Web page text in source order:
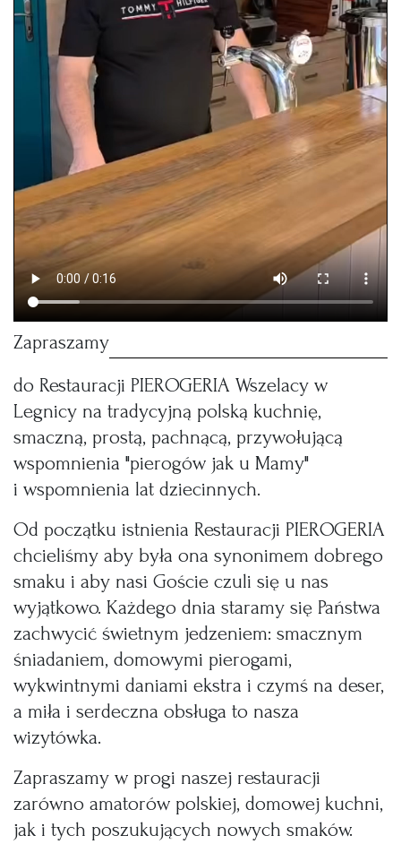
Zapraszamy
do Restauracji PIEROGERIA Wszelacy w
Legnicy na tradycyjną polską kuchnię,
smaczną, prostą, pachnącą, przywołującą
wspomnienia "pierogów jak u Mamy"
i wspomnienia lat dziecinnych.
Od początku istnienia Restauracji PIEROGERIA
chcieliśmy aby była ona synonimem dobrego
smaku i aby nasi Goście czuli się u nas
wyjątkowo. Każdego dnia staramy się Państwa
zachwycić świetnym jedzeniem: smacznym
śniadaniem, domowymi pierogami,
wykwintnymi daniami ekstra i czymś na deser,
a miła i serdeczna obsługa to nasza
wizytówka.
Zapraszamy w progi naszej restauracji
zarówno amatorów polskiej, domowej kuchni,
jak i tych poszukujących nowych smaków.